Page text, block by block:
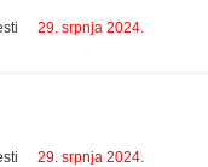
29. srpnja 2024.
29. srpnja 2024.